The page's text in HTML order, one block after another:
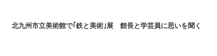
北九州市立美術館で｢鉄と美術｣展 館長と学芸員に思いを聞く